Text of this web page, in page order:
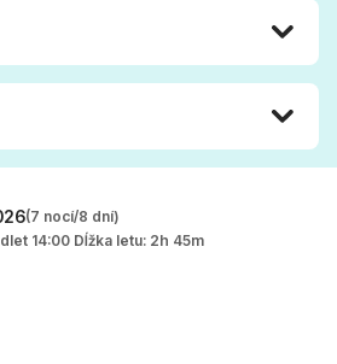
(7 nocí/8 dní)
14:00 Dĺžka letu: 2h 45m